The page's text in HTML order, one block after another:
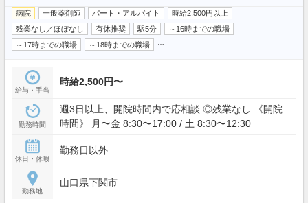
病院 一般薬剤師 パート・アルバイト
時給2,500円以上
残業なし／ほぼなし
有休推奨 駅5分
～16時までの職場
～17時までの職場
～18時までの職場
給与・手当
時給2,500円〜
勤務時間
週3日以上、開院時間内で応相談 ◎残業なし 《開院
時間》 月〜金 8:30〜17:00 / 土 8:30〜12:30
休日・休暇
勤務日以外
勤務地
山口県下関市